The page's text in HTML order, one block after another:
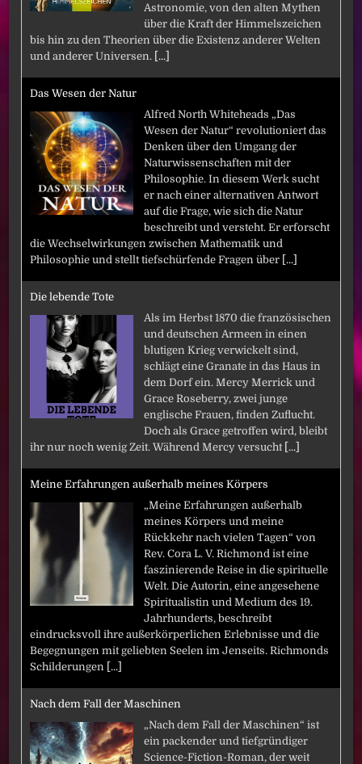
Astronomie, von den alten Mythen
über die Kraft der Himmelszeichen
bis hin zu den Theorien über die Existenz anderer Welten
und anderer Universen. [...]
Das Wesen der Natur
Alfred North Whiteheads „Das
Wesen der Natur“ revolutioniert das
Denken über den Umgang der
Naturwissenschaften mit der
Philosophie. In diesem Werk sucht
er nach einer alternativen Antwort
auf die Frage, wie sich die Natur
beschreibt und versteht. Er erforscht
die Wechselwirkungen zwischen Mathematik und
Philosophie und stellt tiefschürfende Fragen über [...]
Die lebende Tote
Als im Herbst 1870 die französischen
und deutschen Armeen in einen
blutigen Krieg verwickelt sind,
schlägt eine Granate in das Haus in
dem Dorf ein. Mercy Merrick und
Grace Roseberry, zwei junge
englische Frauen, finden Zuflucht.
Doch als Grace getroffen wird, bleibt
ihr nur noch wenig Zeit. Während Mercy versucht [...]
Meine Erfahrungen außerhalb meines Körpers
„Meine Erfahrungen außerhalb
meines Körpers und meine
Rückkehr nach vielen Tagen“ von
Rev. Cora L. V. Richmond ist eine
faszinierende Reise in die spirituelle
Welt. Die Autorin, eine angesehene
Spiritualistin und Medium des 19.
Jahrhunderts, beschreibt
eindrucksvoll ihre außerkörperlichen Erlebnisse und die
Begegnungen mit geliebten Seelen im Jenseits. Richmonds
Schilderungen [...]
Nach dem Fall der Maschinen
„Nach dem Fall der Maschinen“ ist
ein packender und tiefgründiger
Science-Fiction-Roman, der weit